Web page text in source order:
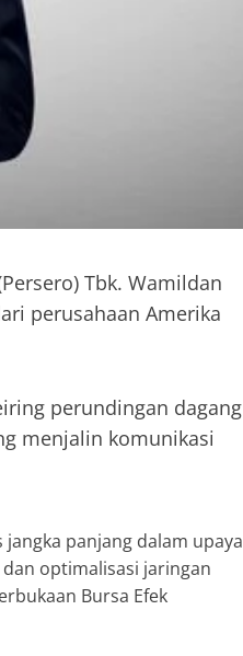
Tbk. Wamildan
perusahaan Amerika
perundingan dagang
menjalin komunikasi
panjang dalam upaya
optimalisasi jaringan
Bursa Efek